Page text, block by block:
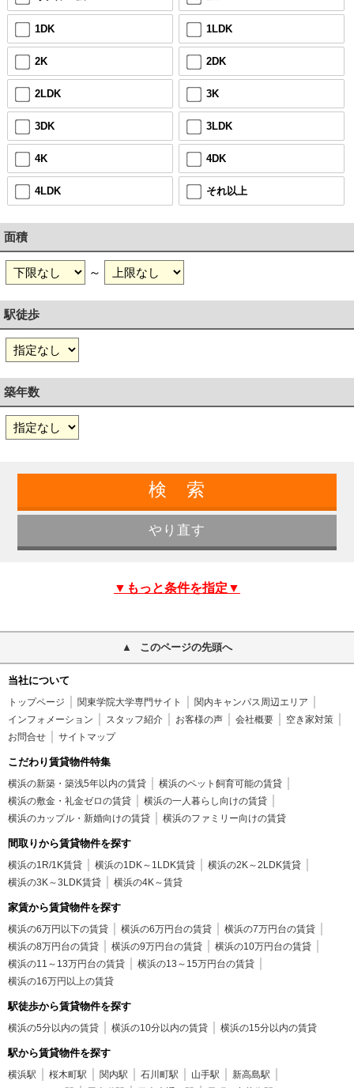
1DK 1LDK
2K 2DK
2LDK 3K
3DK 3LDK
4K 4DK
4LDK それ以上
面積
～
駅徒歩
築年数
▼もっと条件を指定▼
このページの先頭へ
当社について
トップページ 関東学院大学専門サイト
関内キャンパス周辺エリア
インフォメーション
スタッフ紹介 お客様の声 会社概要
空き家対策
お問合せ
サイトマップ
こだわり賃貸物件特集
横浜の新築・築浅5年以内の賃貸
横浜のペット飼育可能の賃貸
横浜の敷金・礼金ゼロの賃貸
横浜の一人暮らし向けの賃貸
横浜のカップル・新婚向けの賃貸
横浜のファミリー向けの賃貸
間取りから賃貸物件を探す
横浜の1R/1K賃貸 横浜の1DK～1LDK賃貸
横浜の2K～2LDK賃貸
横浜の3K～3LDK賃貸
横浜の4K～賃貸
家賃から賃貸物件を探す
横浜の6万円以下の賃貸 横浜の6万円台の賃貸
横浜の7万円台の賃貸
横浜の8万円台の賃貸
横浜の9万円台の賃貸
横浜の10万円台の賃貸
横浜の11～13万円台の賃貸
横浜の13～15万円台の賃貸
横浜の16万円以上の賃貸
駅徒歩から賃貸物件を探す
横浜の5分以内の賃貸 横浜の10分以内の賃貸 横浜の15分以内の賃貸
駅から賃貸物件を探す
横浜駅 桜木町駅 関内駅 石川町駅 山手駅
新高島駅